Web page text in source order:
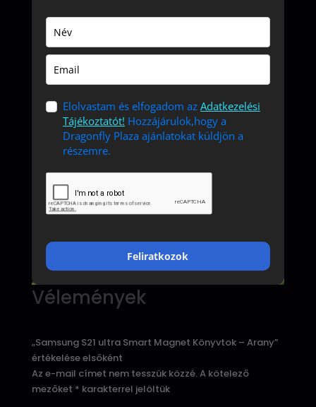
Elolvastam és elfogadom az Adatkezelési
Tájékoztatót! Hozzájárulok,hogy a
Dragonfly Plaza ajánlatokat küldjön a
részemre.
Feliratkozok
Vélemények
„Samsung S21 ultra Smart Magnet Könyvtok – Arany”
értékelése elsőként
Az e-mail címet nem tesszük közzé.A kötelező
mezőket * karakterrel jelöltük